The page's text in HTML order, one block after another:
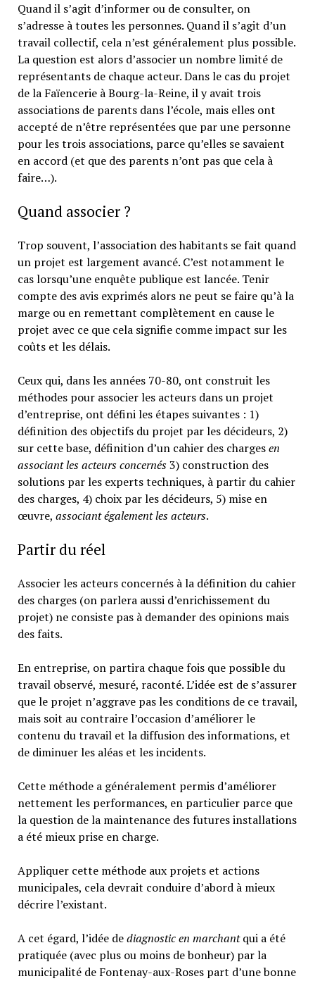
Quand il s’agit d’informer ou de consulter, on
s’adresse à toutes les personnes. Quand il s’agit d’un
travail collectif, cela n’est généralement plus possible.
La question est alors d’associer un nombre limité de
représentants de chaque acteur. Dans le cas du projet
de la Faïencerie à Bourg-la-Reine, il y avait trois
associations de parents dans l’école, mais elles ont
accepté de n’être représentées que par une personne
pour les trois associations, parce qu’elles se savaient
en accord (et que des parents n’ont pas que cela à
faire…).
Quand associer ?
Trop souvent, l’association des habitants se fait quand
un projet est largement avancé. C’est notamment le
cas lorsqu’une enquête publique est lancée. Tenir
compte des avis exprimés alors ne peut se faire qu’à la
marge ou en remettant complètement en cause le
projet avec ce que cela signifie comme impact sur les
coûts et les délais.
Ceux qui, dans les années 70-80, ont construit les
méthodes pour associer les acteurs dans un projet
d’entreprise, ont défini les étapes suivantes : 1)
définition des objectifs du projet par les décideurs, 2)
sur cette base, définition d’un cahier des chargesen
associant les acteurs concernés3) construction des
solutions par les experts techniques, à partir du cahier
des charges, 4) choix par les décideurs, 5) mise en
œuvre, associant également les acteurs.
Partir du réel
Associer les acteurs concernés à la définition du cahier
des charges (on parlera aussi d’enrichissement du
projet) ne consiste pas à demander des opinions mais
des faits.
En entreprise, on partira chaque fois que possible du
travail observé, mesuré, raconté. L’idée est de s’assurer
que le projet n’aggrave pas les conditions de ce travail,
mais soit au contraire l’occasion d’améliorer le
contenu du travail et la diffusion des informations, et
de diminuer les aléas et les incidents.
Cette méthode a généralement permis d’améliorer
nettement les performances, en particulier parce que
la question de la maintenance des futures installations
a été mieux prise en charge.
Appliquer cette méthode aux projets et actions
municipales, cela devrait conduire d’abord à mieux
décrire l’existant.
A cet égard, l’idée dediagnostic en marchantqui a été
pratiquée (avec plus ou moins de bonheur) par la
municipalité de Fontenay-aux-Roses part d’une bonne